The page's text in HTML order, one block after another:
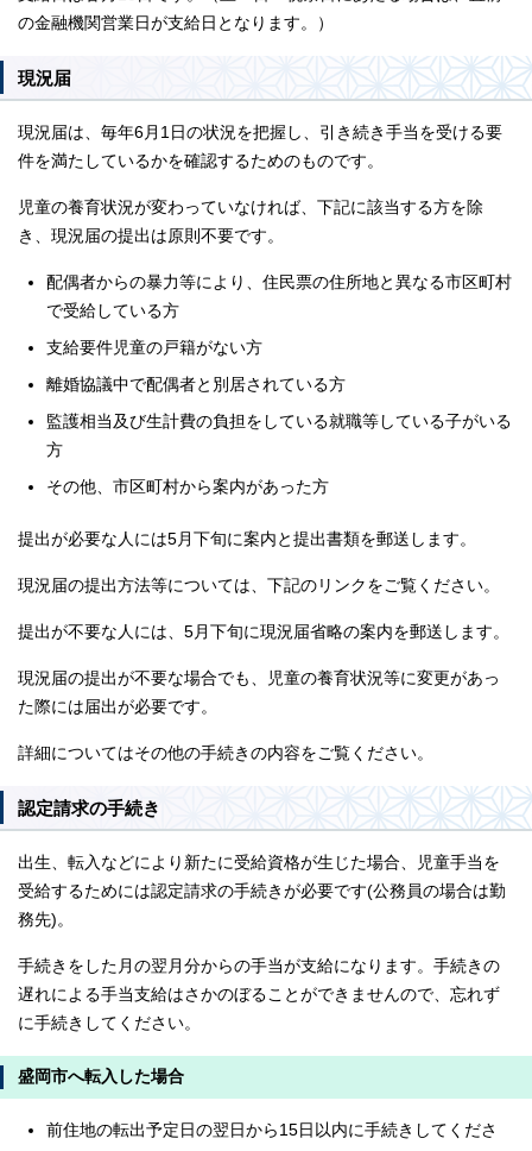
の金融機関営業日が支給日となります。）
現況届
現況届は、毎年6月1日の状況を把握し、引き続き手当を受ける要
件を満たしているかを確認するためのものです。
児童の養育状況が変わっていなければ、下記に該当する方を除
き、現況届の提出は原則不要です。
配偶者からの暴力等により、住民票の住所地と異なる市区町村
で受給している方
支給要件児童の戸籍がない方
離婚協議中で配偶者と別居されている方
監護相当及び生計費の負担をしている就職等している子がいる
方
その他、市区町村から案内があった方
提出が必要な人には5月下旬に案内と提出書類を郵送します。
現況届の提出方法等については、下記のリンクをご覧ください。
提出が不要な人には、5月下旬に現況届省略の案内を郵送します。
現況届の提出が不要な場合でも、児童の養育状況等に変更があっ
た際には届出が必要です。
詳細についてはその他の手続きの内容をご覧ください。
認定請求の手続き
出生、転入などにより新たに受給資格が生じた場合、児童手当を
受給するためには認定請求の手続きが必要です(公務員の場合は勤
務先)。
手続きをした月の翌月分からの手当が支給になります。手続きの
遅れによる手当支給はさかのぼることができませんので、忘れず
に手続きしてください。
盛岡市へ転入した場合
前住地の転出予定日の翌日から15日以内に手続きしてくださ